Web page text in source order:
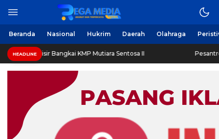
Beranda Nasional Hukrim Daerah Olahraga
HEADLINE
Bangkai KMP Mutiara Sentosa II Pesantren 1.000